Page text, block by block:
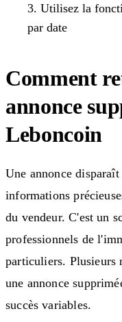
Utilisez la
par date
Comment
annonce
Leboncoin
Une annonce
informations
du vendeur. C'est un
professionnels de
particuliers. Plusieurs
une annonce
succès variables.